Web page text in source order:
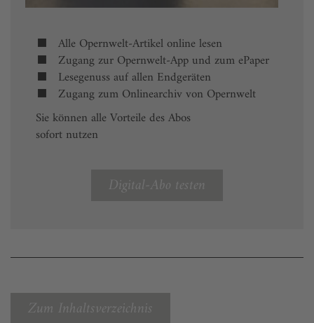
Alle Opernwelt-Artikel online lesen
Zugang zur Opernwelt-App und zum ePaper
Lesegenuss auf allen Endgeräten
Zugang zum Onlinearchiv von Opernwelt
Sie können alle Vorteile des Abos
sofort nutzen
Digital-Abo testen
Zum Inhaltsverzeichnis